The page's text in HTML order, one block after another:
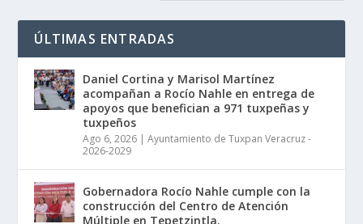
ÚLTIMAS ENTRADAS
Daniel Cortina y Marisol Martínez
acompañan a Rocío Nahle en entrega de
apoyos que benefician a 971 tuxpeñas y
tuxpeños
Ago 6, 2026 |Ayuntamiento de Tuxpan Veracruz -
2026-2029
Gobernadora Rocío Nahle cumple con la
construcción del Centro de Atención
Múltiple en Tepetzintla.